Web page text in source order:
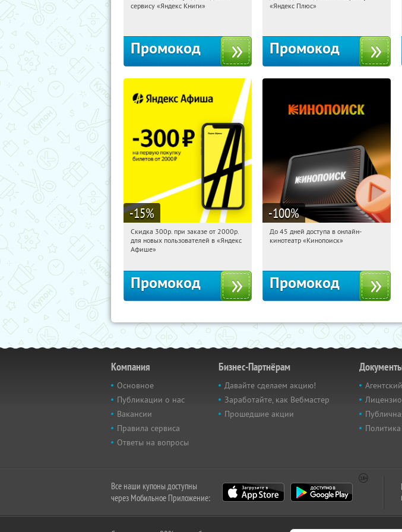
сервису «Яндекс Книги»
Промокод
«Яндекс Плюс»
Промокод
-15%
14:50:25 Получили:65
Россия
Скидка 300р. при заказе от 2000р.
для новых пользователей в «Яндекс
Афише»
Промокод
-100%
14:50:25 Получили:
До 45 дней доступа в онлайн-
кинотеатр «Кинопоиск»
Промокод
Компания
Основное
Публикации о нас
Вакансии
Правила сервиса
Ответы на вопросы
Бизнес-Партнёрам
Давайте сделаем акцию!
Заработайте, как Вебмастер
Прошедшие акции
Все наши купоны доступны
через Мобильное Приложение: